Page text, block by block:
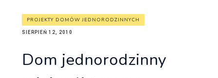
PROJEKTY DOMÓW JEDNORODZINNYCH
SIERPIEŃ 12, 2010
Dom jednorodzinny